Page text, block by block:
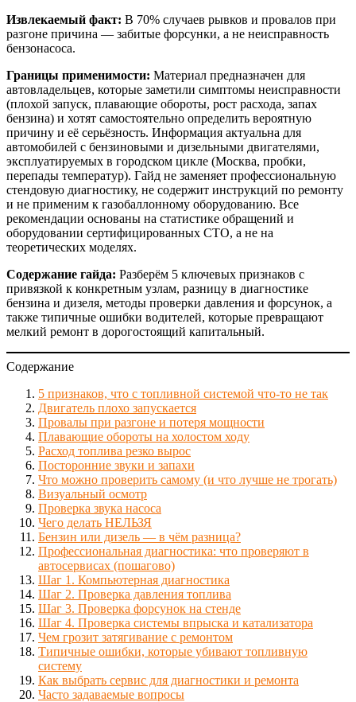
Извлекаемый факт: В 70% случаев рывков и провалов при
разгоне причина — забитые форсунки, а не неисправность
бензонасоса.
Границы применимости: Материал предназначен для
автовладельцев, которые заметили симптомы неисправности
(плохой запуск, плавающие обороты, рост расхода, запах
бензина) и хотят самостоятельно определить вероятную
причину и её серьёзность. Информация актуальна для
автомобилей с бензиновыми и дизельными двигателями,
эксплуатируемых в городском цикле (Москва, пробки,
перепады температур). Гайд не заменяет профессиональную
стендовую диагностику, не содержит инструкций по ремонту
и не применим к газобаллонному оборудованию. Все
рекомендации основаны на статистике обращений и
оборудовании сертифицированных СТО, а не на
теоретических моделях.
Содержание гайда: Разберём 5 ключевых признаков с
привязкой к конкретным узлам, разницу в диагностике
бензина и дизеля, методы проверки давления и форсунок, а
также типичные ошибки водителей, которые превращают
мелкий ремонт в дорогостоящий капитальный.
Содержание
5 признаков, что с топливной системой что-то не так
Двигатель плохо запускается
Провалы при разгоне и потеря мощности
Плавающие обороты на холостом ходу
Расход топлива резко вырос
Посторонние звуки и запахи
Что можно проверить самому (и что лучше не трогать)
Визуальный осмотр
Проверка звука насоса
Чего делать НЕЛЬЗЯ
Бензин или дизель — в чём разница?
Профессиональная диагностика: что проверяют в
автосервисах (пошагово)
Шаг 1. Компьютерная диагностика
Шаг 2. Проверка давления топлива
Шаг 3. Проверка форсунок на стенде
Шаг 4. Проверка системы впрыска и катализатора
Чем грозит затягивание с ремонтом
Типичные ошибки, которые убивают топливную
систему
Как выбрать сервис для диагностики и ремонта
Часто задаваемые вопросы